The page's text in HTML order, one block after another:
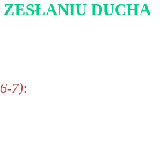
DUCHA
7):